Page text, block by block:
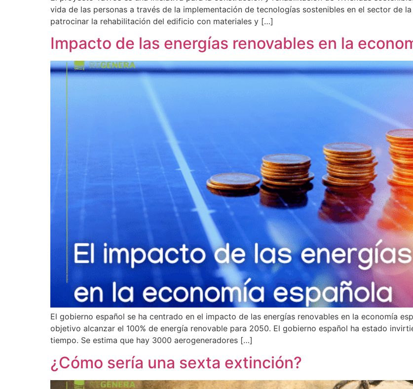
vida de las personas a través de la implementación de tecnologías sostenibles en el sector de
patrocinar la rehabilitación del edificio con materiales y […]
Impacto de las energías renovables en la
El gobierno español se ha centrado en el impacto de las energías renovables en la economía
objetivo alcanzar el 100% de energía renovable para 2050. El gobierno español ha estado
tiempo. Se estima que hay 3000 aerogeneradores […]
¿Cómo sería una sexta extinción?